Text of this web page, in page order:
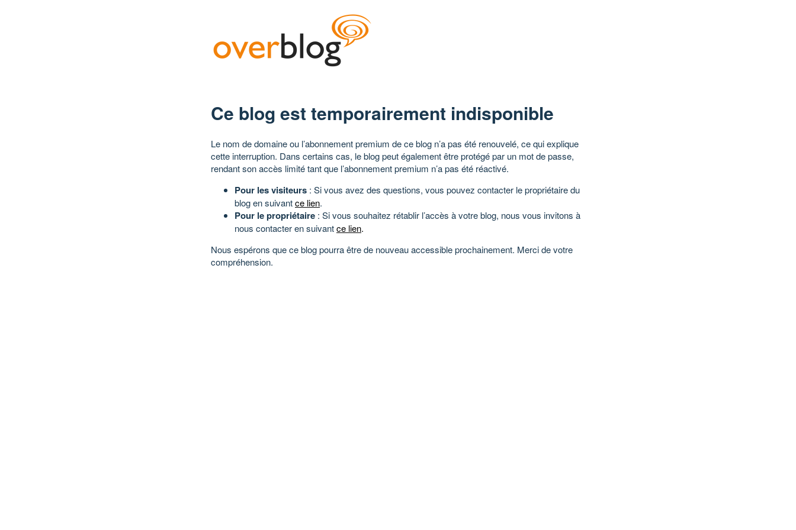
Ce blog est temporairement indisponible
Le nom de domaine ou l’abonnement premium de ce blog n’a pas été renouvelé, ce qui explique
cette interruption. Dans certains cas, le blog peut également être protégé par un mot de passe,
rendant son accès limité tant que l’abonnement premium n’a pas été réactivé.
Pour les visiteurs : Si vous avez des questions, vous pouvez contacter le propriétaire du
blog en suivantce lien.
Pour le propriétaire : Si vous souhaitez rétablir l’accès à votre blog, nous vous invitons à
nous contacter en suivantce lien.
Nous espérons que ce blog pourra être de nouveau accessible prochainement. Merci de votre
compréhension.